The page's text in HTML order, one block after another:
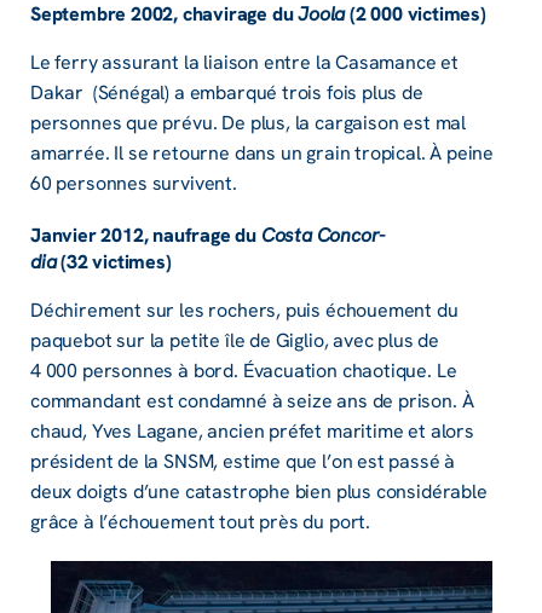
Septembre 2002, chavi­­rage duJoola(2 000 victimes)
Le ferry assu­­rant la liai­­son entre la Casa­­mance et
Dakar (Séné­­gal) a embarqué trois fois plus de
personnes que prévu. De plus, la cargai­­son est mal
amar­­rée. Il se retourne dans un grain tropi­­cal. À peine
60 personnes survivent.
Janvier 2012, naufrage du Costa Concor­­
dia(32 victimes)
Déchi­­re­­ment sur les rochers, puis échoue­­ment du
paque­­bot sur la petite île de Giglio, avec plus de
4 000 personnes à bord. Évacua­­tion chao­­tique. Le
comman­­dant est condamné à seize ans de prison. À
chaud, Yves Lagane, ancien préfet mari­­time et alors
président de la SNSM, estime que l’on est passé à
deux doigts d’une catas­­trophe bien plus consi­­dé­­rable
grâce à l’échoue­­ment tout près du port.